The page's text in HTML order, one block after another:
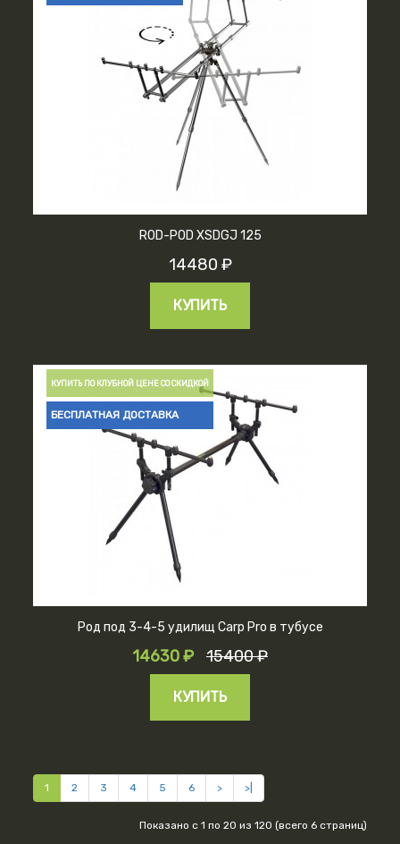
ROD-POD XSDGJ 125
14480 ₽
КУПИТЬ
КУПИТЬ ПО КЛУБНОЙ ЦЕНЕ СО СКИДКОЙ
БЕСПЛАТНАЯ ДОСТАВКА
Род под 3-4-5 удилищ Carp Pro в тубусе
14630 ₽ 15400 ₽
КУПИТЬ
1 2 3 4 5 6 > >|
Показано с 1 по 20 из 120 (всего 6 страниц)